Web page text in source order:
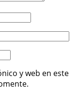
y web en este